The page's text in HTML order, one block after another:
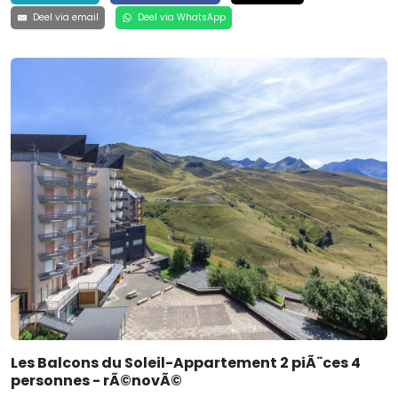
Deel via email
Deel via WhatsApp
Les Balcons du Soleil-Appartement 2 piÃ¨ces 4
personnes - rÃ©novÃ©